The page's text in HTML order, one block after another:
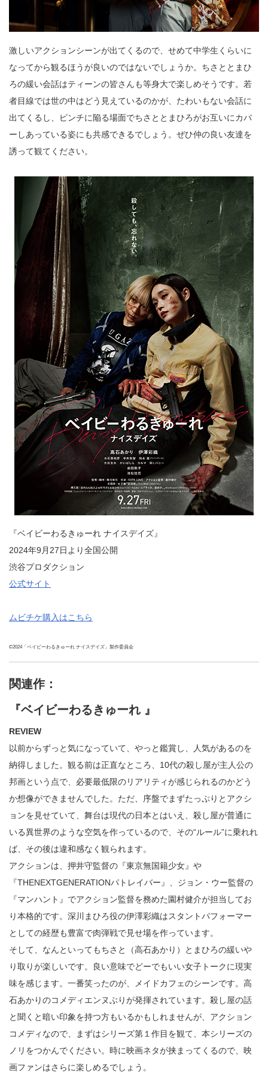
激しいアクションシーンが出てくるので、せめて中学生くらいに
なってから観るほうが良いのではないでしょうか。ちさととまひ
ろの緩い会話はティーンの皆さんも等身大で楽しめそうです。若
者目線では世の中はどう見えているのかが、たわいもない会話に
出てくるし、ピンチに陥る場面でちさととまひろがお互いにカバ
ーしあっている姿にも共感できるでしょう。ぜひ仲の良い友達を
誘って観てください。
『ベイビーわるきゅーれ ナイスデイズ』
2024年9月27日より全国公開
渋谷プロダクション
公式サイト
ムビチケ購入はこちら
©2024「ベイビーわるきゅーれ ナイスデイズ」製作委員会
関連作：
『ベイビーわるきゅーれ 』
REVIEW
以前からずっと気になっていて、やっと鑑賞し、人気があるのを
納得しました。観る前は正直なところ、10代の殺し屋が主人公の
邦画という点で、必要最低限のリアリティが感じられるのかどう
か想像ができませんでした。ただ、序盤でまずたっぷりとアクシ
ョンを見せていて、舞台は現代の日本とはいえ、殺し屋が普通に
いる異世界のような空気を作っているので、その“ルール”に乗れれ
ば、その後は違和感なく観られます。
アクションは、押井守監督の『東京無国籍少女』や
『THENEXTGENERATIONパトレイバー』、ジョン・ウー監督の
『マンハント』でアクション監督を務めた園村健介が担当してお
り本格的です。深川まひろ役の伊澤彩織はスタントパフォーマー
としての経歴も豊富で肉弾戦で見せ場を作っています。
そして、なんといってもちさと（高石あかり）とまひろの緩いや
り取りが楽しいです。良い意味でどーでもいい女子トークに現実
味を感じます。一番笑ったのが、メイドカフェのシーンです。高
石あかりのコメディエンヌぶりが発揮されています。殺し屋の話
と聞くと暗い印象を持つ方もいるかもしれませんが、アクション
コメディなので、まずはシリーズ第１作目を観て、本シリーズの
ノリをつかんでください。時に映画ネタが挟まってくるので、映
画ファンはさらに楽しめるでしょう。